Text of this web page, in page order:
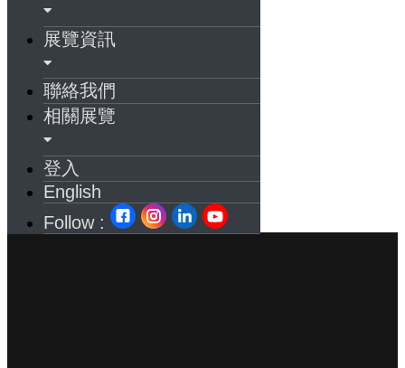
展覽資訊
聯絡我們
相關展覽
登入
English
Follow :